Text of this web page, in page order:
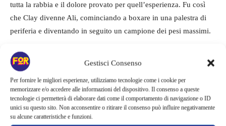
Gestisci Consenso
Per fornire le migliori esperienze, utilizziamo tecnologie come i cookie per
memorizzare e/o accedere alle informazioni del dispositivo. Il consenso a queste
tecnologie ci permetterà di elaborare dati come il comportamento di navigazione o ID
unici su questo sito. Non acconsentire o ritirare il consenso può influire negativamente
su alcune caratteristiche e funzioni.
tutta la rabbia e il dolore provato per quell’esperienza. Fu così
che Clay divenne Ali, cominciando a boxare in una palestra di
periferia e diventando in seguito un campione dei pesi massimi.